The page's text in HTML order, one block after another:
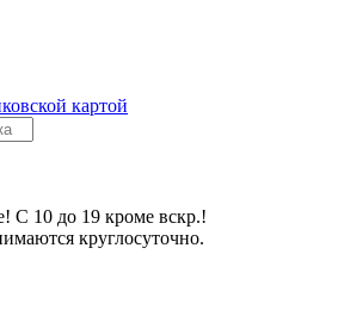
картой
С 10 до 19 кроме вскр.!
круглосуточно.